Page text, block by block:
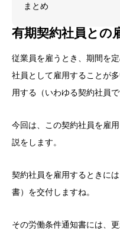
まとめ
有期契約社員との
従業員を雇うとき、期間を
社員として雇用することが
用する（いわゆる契約社員
今回は、この契約社員を雇
説をします。
契約社員を雇用するときに
書）を交付しますね。
その労働条件通知書には、